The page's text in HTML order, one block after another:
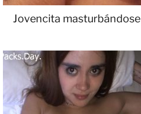
Jovencita masturbándose